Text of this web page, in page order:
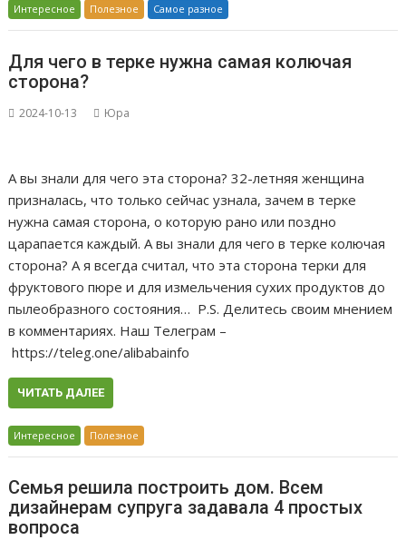
Интересное Полезное Самое разное
Для чего в терке нужна самая колючая
сторона?
2024-10-13 Юра
А вы знали для чего эта сторона? 32-летняя женщина
призналась, что только сейчас узнала, зачем в терке
нужна самая сторона, о которую рано или поздно
царапается каждый. А вы знали для чего в терке колючая
сторона? А я всегда считал, что эта сторона терки для
фруктового пюре и для измельчения сухих продуктов до
пылеобразного состояния… P.S. Делитесь своим мнением
в комментариях. Наш Телеграм –
https://teleg.one/alibabainfo
ЧИТАТЬ ДАЛЕЕ
Интересное Полезное
Семья решила построить дом. Всем
дизайнерам супруга задавала 4 простых
вопроса